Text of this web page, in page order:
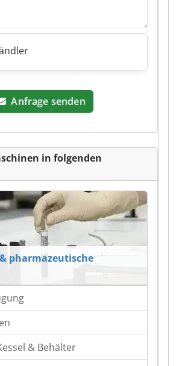
Anfrage senden
in folgenden
pharmazeutische
& Behälter